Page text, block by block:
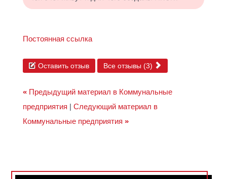
Постоянная ссылка
Оставить отзыв Все отзывы (3)
« Предыдущий материал в Коммунальные
предприятия
Следующий материал в
Коммунальные предприятия »